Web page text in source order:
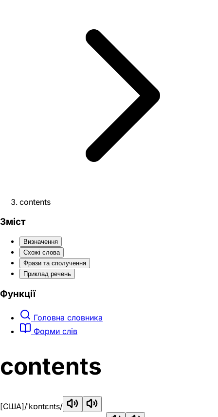
contents
Зміст
Визначення
Схожі слова
Фрази та сполучення
Приклад речень
Функції
Головна словника
Форми слів
contents
[США]/ˈkɒntɛnts/